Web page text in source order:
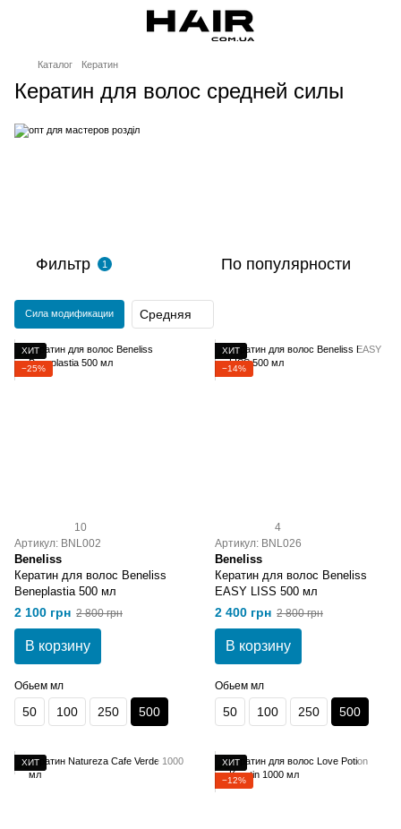
Каталог Кератин
Кератин для волос средней силы
Фильтр 1 По популярности
Сила модификации Средняя
ХИТ
−25%
10
Артикул: BNL002
Beneliss
Кератин для волос Beneliss
Beneplastia 500 мл
2 100 грн 2 800 грн
В корзину
Обьем мл
50 100 250 500
ХИТ
−14%
4
Артикул: BNL026
Beneliss
Кератин для волос Beneliss
EASY LISS 500 мл
2 400 грн 2 800 грн
В корзину
Обьем мл
50 100 250 500
ХИТ
ХИТ
−12%